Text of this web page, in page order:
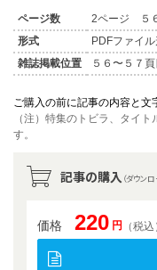
ページ数
2ページ ５
形式
PDFファイ
雑誌掲載位置
５６〜５７頁
ご購入の前に記事の内容と文
（注）特集のトビラ、タイ
す。
記事の購入 （ダウンロ
価格 220 円 （税込